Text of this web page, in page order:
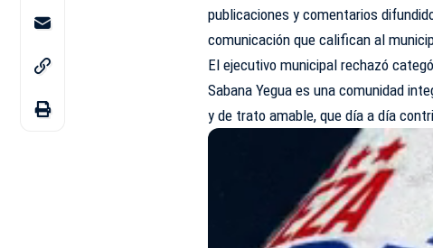
publicaciones y comentarios
comunicación que califican al
El ejecutivo municipal rechazó
Sabana Yegua es una comunidad
y de trato amable, que día a día